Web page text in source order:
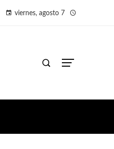
viernes, agosto 7